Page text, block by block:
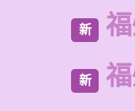
新
新